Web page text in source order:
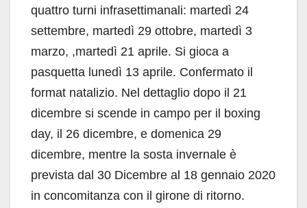
quattro turni infrasettimanali: martedì 24
settembre, martedì 29 ottobre, martedì 3
marzo, ,martedì 21 aprile. Si gioca a
pasquetta lunedì 13 aprile. Confermato il
format natalizio. Nel dettaglio dopo il 21
dicembre si scende in campo per il boxing
day, il 26 dicembre, e domenica 29
dicembre, mentre la sosta invernale è
prevista dal 30 Dicembre al 18 gennaio 2020
in concomitanza con il girone di ritorno.